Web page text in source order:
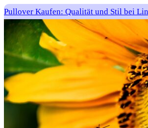
Pullover Kaufen: Qualität und Stil bei